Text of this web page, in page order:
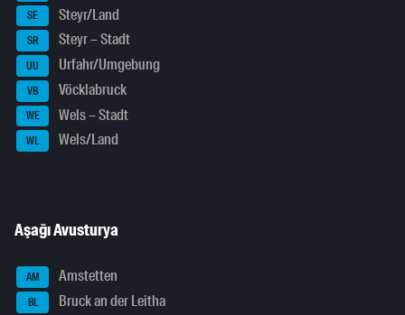
SE Steyr/Land
SR Steyr – Stadt
UU Urfahr/Umgebung
VB Vöcklabruck
WE Wels – Stadt
WL Wels/Land
Aşağı Avusturya
AM Amstetten
BL Bruck an der Leitha